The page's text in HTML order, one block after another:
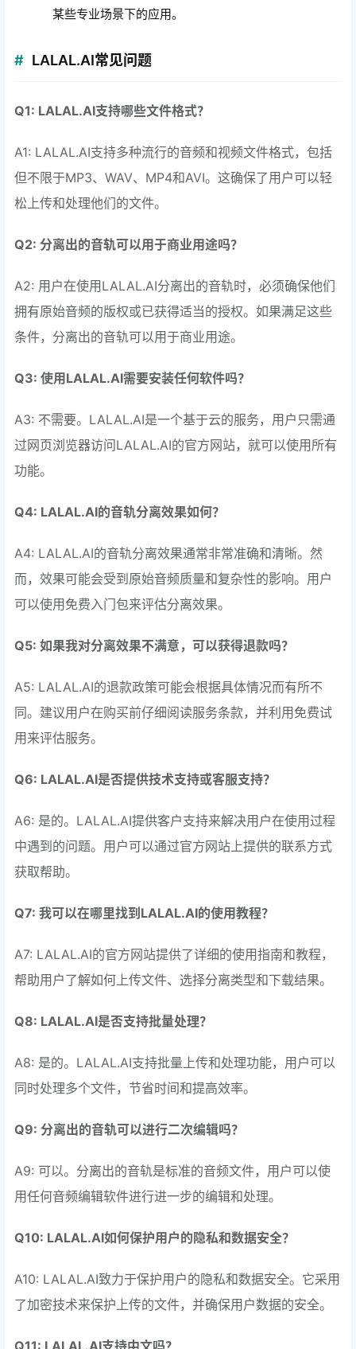
某些专业场景下的应用。
LALAL.AI常见问题
Q1: LALAL.AI支持哪些文件格式？
A1: LALAL.AI支持多种流行的音频和视频文件格式，包括
但不限于MP3、WAV、MP4和AVI。这确保了用户可以轻
松上传和处理他们的文件。
Q2: 分离出的音轨可以用于商业用途吗？
A2: 用户在使用LALAL.AI分离出的音轨时，必须确保他们
拥有原始音频的版权或已获得适当的授权。如果满足这些
条件，分离出的音轨可以用于商业用途。
Q3: 使用LALAL.AI需要安装任何软件吗？
A3: 不需要。LALAL.AI是一个基于云的服务，用户只需通
过网页浏览器访问LALAL.AI的官方网站，就可以使用所有
功能。
Q4: LALAL.AI的音轨分离效果如何？
A4: LALAL.AI的音轨分离效果通常非常准确和清晰。然
而，效果可能会受到原始音频质量和复杂性的影响。用户
可以使用免费入门包来评估分离效果。
Q5: 如果我对分离效果不满意，可以获得退款吗？
A5: LALAL.AI的退款政策可能会根据具体情况而有所不
同。建议用户在购买前仔细阅读服务条款，并利用免费试
用来评估服务。
Q6: LALAL.AI是否提供技术支持或客服支持？
A6: 是的。LALAL.AI提供客户支持来解决用户在使用过程
中遇到的问题。用户可以通过官方网站上提供的联系方式
获取帮助。
Q7: 我可以在哪里找到LALAL.AI的使用教程？
A7: LALAL.AI的官方网站提供了详细的使用指南和教程，
帮助用户了解如何上传文件、选择分离类型和下载结果。
Q8: LALAL.AI是否支持批量处理？
A8: 是的。LALAL.AI支持批量上传和处理功能，用户可以
同时处理多个文件，节省时间和提高效率。
Q9: 分离出的音轨可以进行二次编辑吗？
A9: 可以。分离出的音轨是标准的音频文件，用户可以使
用任何音频编辑软件进行进一步的编辑和处理。
Q10: LALAL.AI如何保护用户的隐私和数据安全？
A10: LALAL.AI致力于保护用户的隐私和数据安全。它采用
了加密技术来保护上传的文件，并确保用户数据的安全。